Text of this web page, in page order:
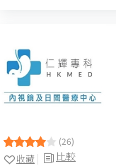
(26)
比較
收藏